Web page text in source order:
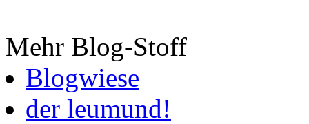
Mehr Blog-Stoff
Blogwiese
der leumund!